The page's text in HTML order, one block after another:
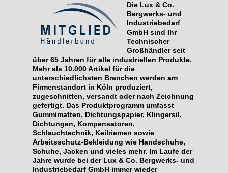
Die Lux & Co.
Bergwerks- und
Industriebedarf
GmbH sind Ihr
Technischer
Großhändler seit
über 65 Jahren für alle industriellen Produkte.
Mehr als 10.000 Artikel für die
unterschiedlichsten Branchen werden am
Firmenstandort in Köln produziert,
zugeschnitten, versandt oder nach Zeichnung
gefertigt. Das Produktprogramm umfasst
Gummimatten, Dichtungspapier, Klingersil,
Dichtungen, Kompensatoren,
Schlauchtechnik, Keilriemen sowie
Arbeitsschutz-Bekleidung wie Handschuhe,
Schuhe, Jacken und vieles mehr. Im Laufe der
Jahre wurde bei der Lux & Co. Bergwerks- und
Industriebedarf GmbH immer wieder